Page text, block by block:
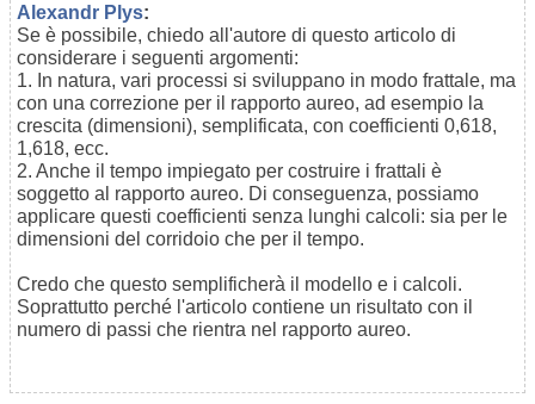
Alexandr Plys:
Se è possibile, chiedo all'autore di questo articolo di
considerare i seguenti argomenti:
1. In natura, vari processi si sviluppano in modo frattale, ma
con una correzione per il rapporto aureo, ad esempio la
crescita (dimensioni), semplificata, con coefficienti 0,618,
1,618, ecc.
2. Anche il tempo impiegato per costruire i frattali è
soggetto al rapporto aureo. Di conseguenza, possiamo
applicare questi coefficienti senza lunghi calcoli: sia per le
dimensioni del corridoio che per il tempo.
Credo che questo semplificherà il modello e i calcoli.
Soprattutto perché l'articolo contiene un risultato con il
numero di passi che rientra nel rapporto aureo.